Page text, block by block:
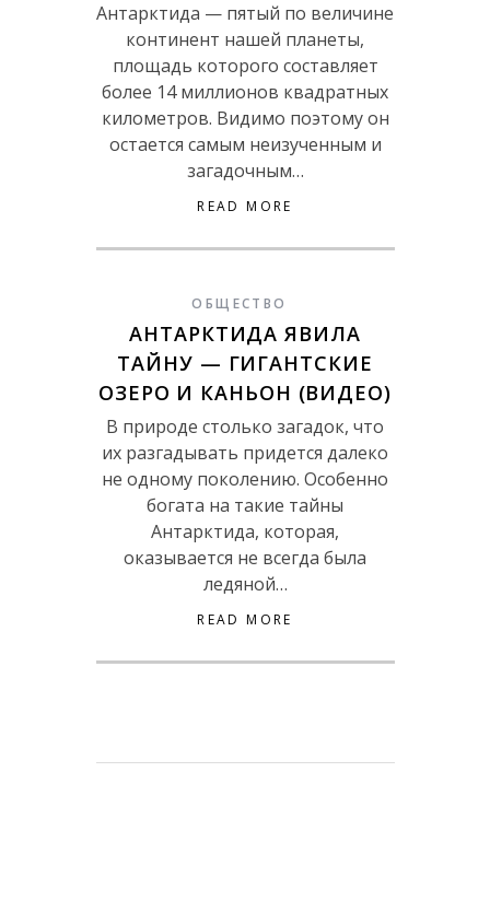
Антарктида — пятый по величине
континент нашей планеты,
площадь которого составляет
более 14 миллионов квадратных
километров. Видимо поэтому он
остается самым неизученным и
загадочным…
READ MORE
ОБЩЕСТВО
АНТАРКТИДА ЯВИЛА
ТАЙНУ — ГИГАНТСКИЕ
ОЗЕРО И КАНЬОН (ВИДЕО)
В природе столько загадок, что
их разгадывать придется далеко
не одному поколению. Особенно
богата на такие тайны
Антарктида, которая,
оказывается не всегда была
ледяной…
READ MORE